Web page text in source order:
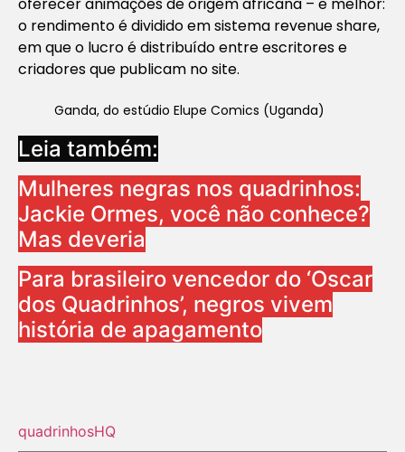
o rendimento é dividido em sistema revenue share,
em que o lucro é distribuído entre escritores e
criadores que publicam no site.
Ganda, do estúdio Elupe Comics (Uganda)
Leia também:
Mulheres negras nos quadrinhos:
Jackie Ormes, você não conhece?
Mas deveria
Para brasileiro vencedor do ‘Oscar
dos Quadrinhos’, negros vivem
história de apagamento
quadrinhosHQ